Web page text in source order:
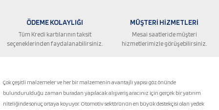
Gönder
ÖDEME KOLAYLIĞI
Tüm Kredi kartılarının taksit
seçeneklerinden faydalanabilirsiniz.
MÜŞTERİ HİZMETLERİ
Mesai saatleride müşteri
hizmetlerimizle görüşebilirsiniz.
Çok çeşitli malzemeler ve her bir malzemenin avantajlı yapısı göz önünde
bulundurulduğu zaman buradan yapılacak alışveriş aracınız için gerçek bir yatırım
niteliğinde sonuç ortaya koyuyor. Otomotiv sektörünün en büyük destekçisi olan yedek